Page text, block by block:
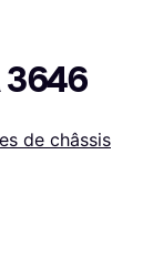
3646
de châssis